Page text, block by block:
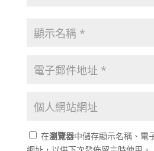
在瀏覽器中儲存顯示名稱、電